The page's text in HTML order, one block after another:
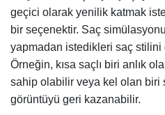
geçici olarak yenilik katmak
bir seçenektir. Saç
yapmadan istedikleri saç
Örneğin, kısa saçlı biri anlık
sahip olabilir veya kel olan biri
görüntüyü geri kazanabilir.